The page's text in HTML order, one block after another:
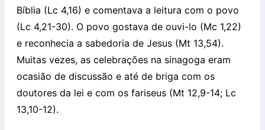
Bíblia (Lc 4,16) e comentava a leitura com o povo
(Lc 4,21-30). O povo gostava de ouvi-lo (Mc 1,22)
e reconhecia a sabedoria de Jesus (Mt 13,54).
Muitas vezes, as celebrações na sinagoga eram
ocasião de discussão e até de briga com os
doutores da lei e com os fariseus (Mt 12,9-14; Lc
13,10-12).